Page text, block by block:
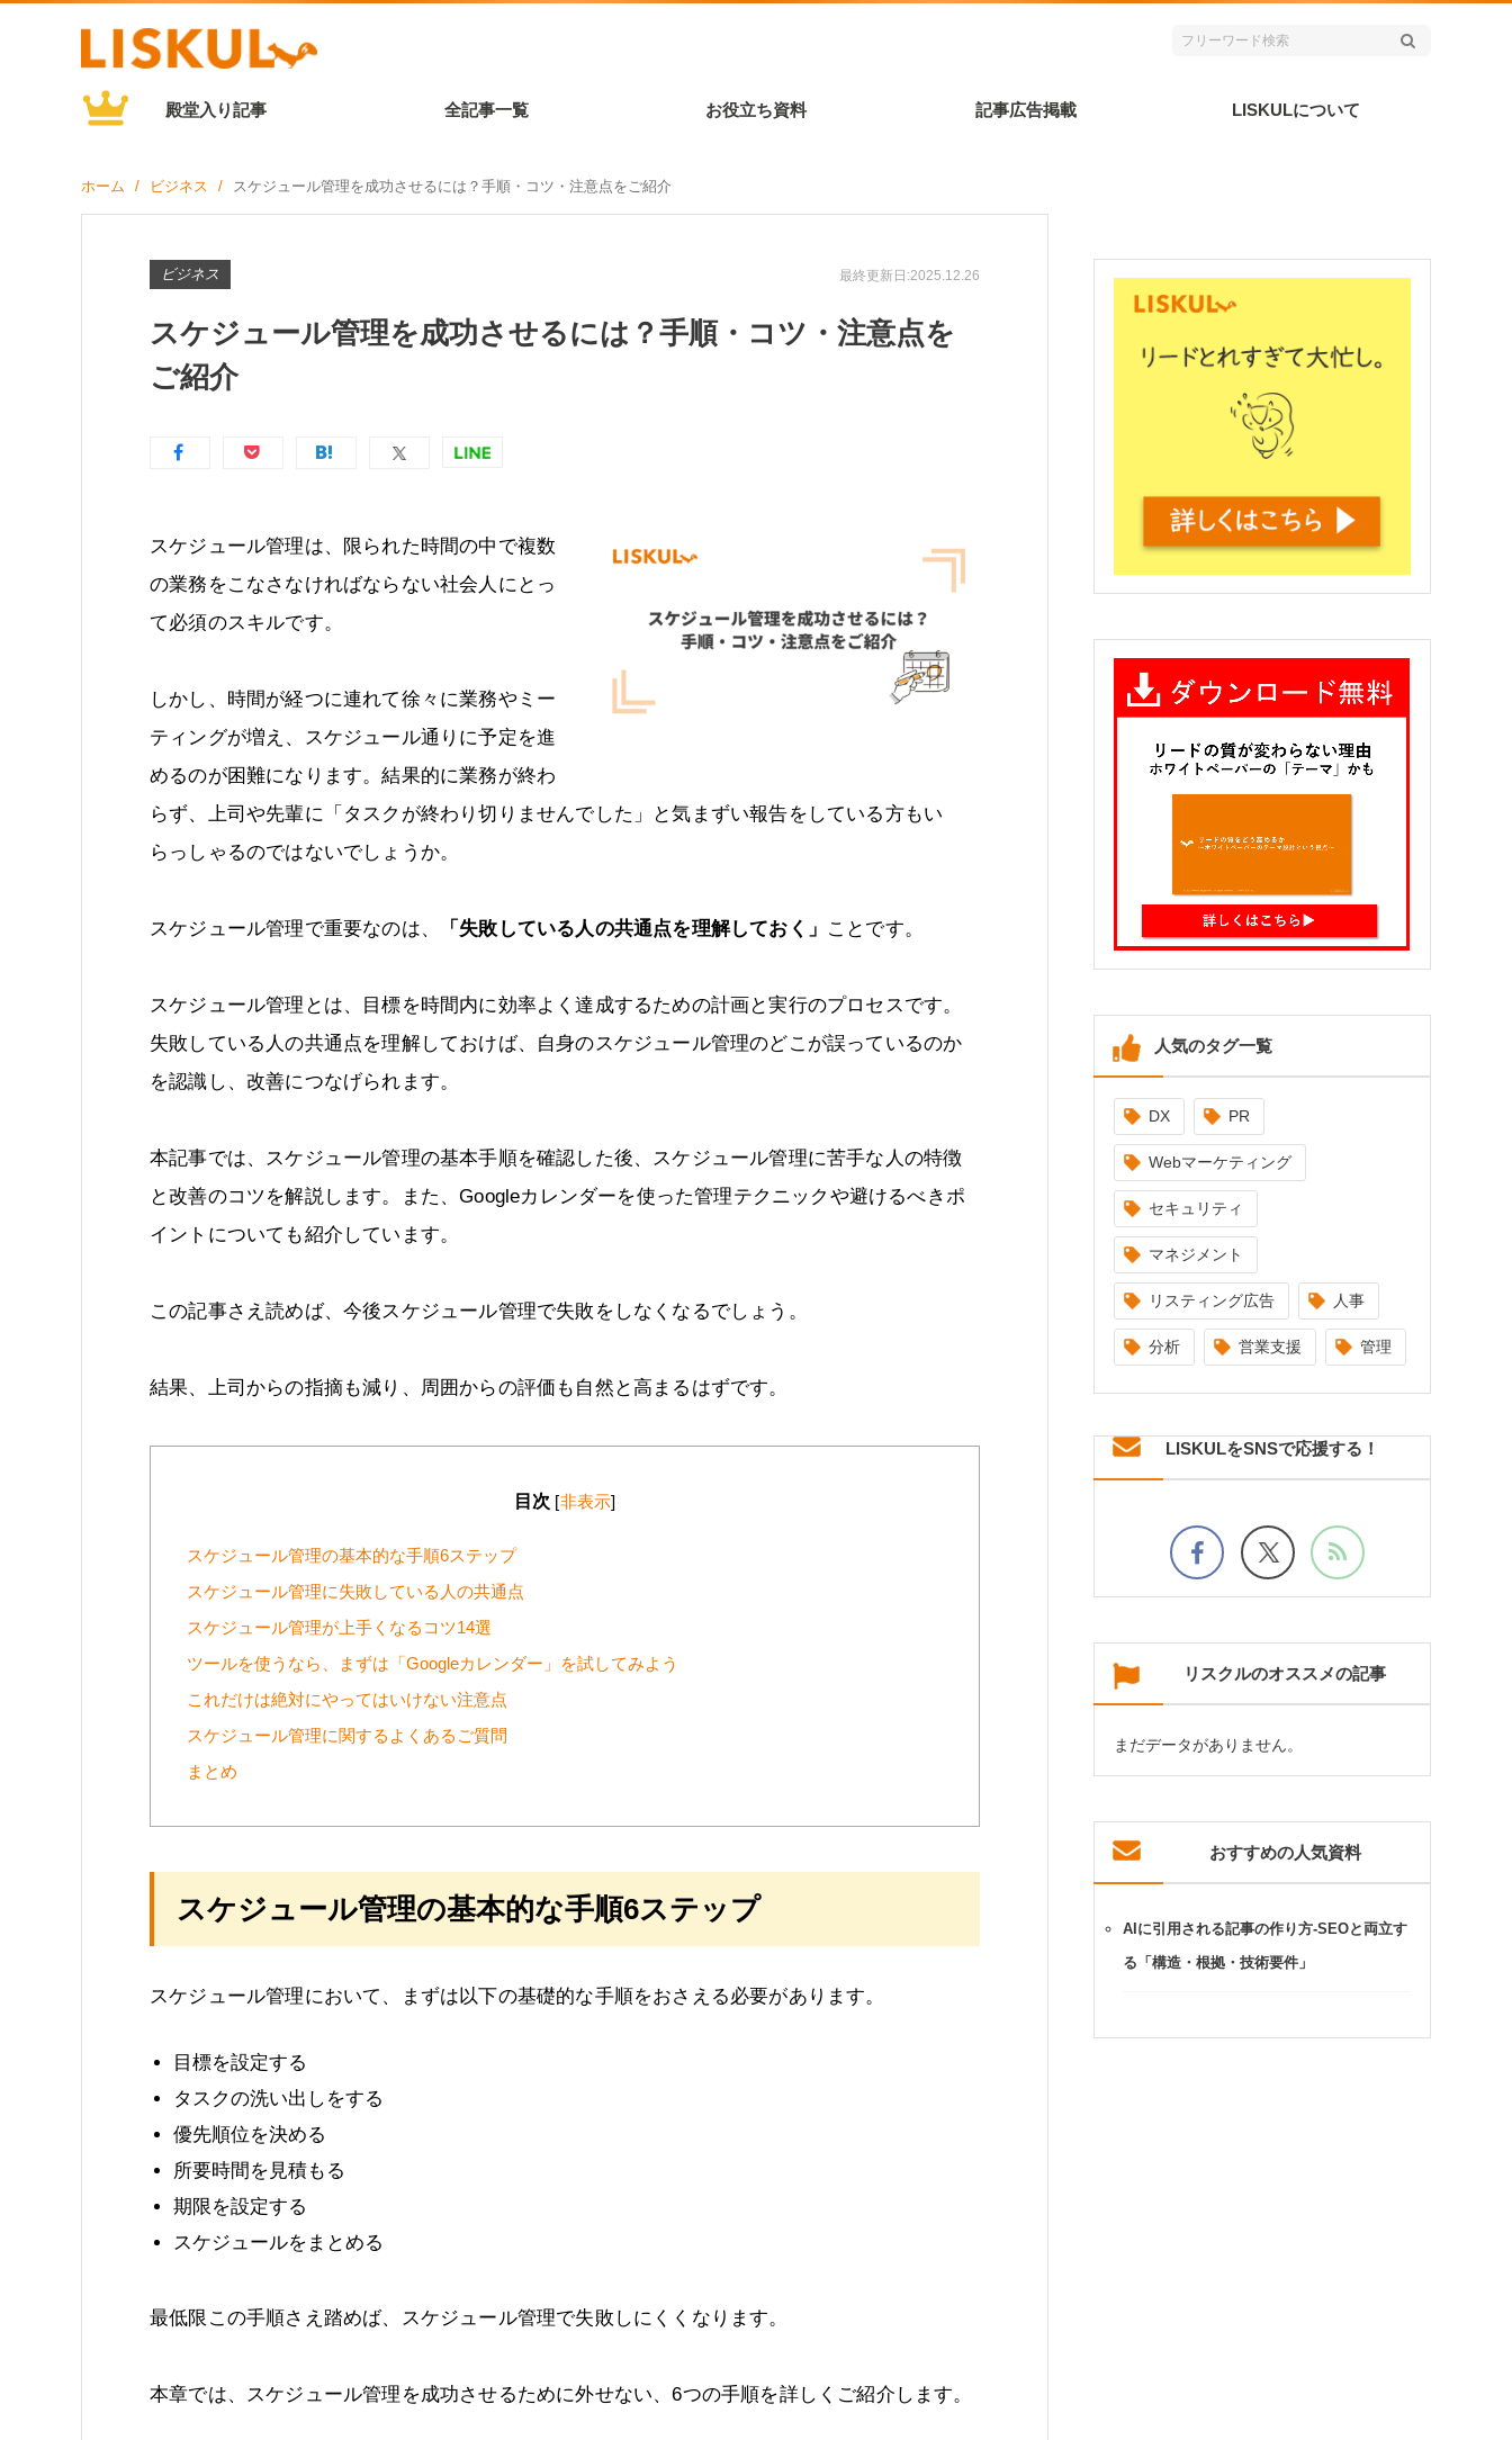
殿堂入り記事 全記事一覧 お役立ち資料 記事広告掲載 LISKULについて
ホーム ビジネス スケジュール管理を成功させるには？手順・コツ・注意点をご紹介
ビジネス 最終更新日:2025.12.26
スケジュール管理を成功させるには？手順・コツ・注意点を
ご紹介
スケジュール管理は、限られた時間の中で複数
の業務をこなさなければならない社会人にとっ
て必須のスキルです。
しかし、時間が経つに連れて徐々に業務やミー
ティングが増え、スケジュール通りに予定を進
めるのが困難になります。結果的に業務が終わ
らず、上司や先輩に「タスクが終わり切りませんでした」と気まずい報告をしている方もい
らっしゃるのではないでしょうか。
スケジュール管理で重要なのは、 「失敗している人の共通点を理解しておく」 ことです。
スケジュール管理とは、目標を時間内に効率よく達成するための計画と実行のプロセスです。
失敗している人の共通点を理解しておけば、自身のスケジュール管理のどこが誤っているのか
を認識し、改善につなげられます。
本記事では、スケジュール管理の基本手順を確認した後、スケジュール管理に苦手な人の特徴
と改善のコツを解説します。また、Googleカレンダーを使った管理テクニックや避けるべきポ
イントについても紹介しています。
この記事さえ読めば、今後スケジュール管理で失敗をしなくなるでしょう。
結果、上司からの指摘も減り、周囲からの評価も自然と高まるはずです。
目次 [非表示]
スケジュール管理の基本的な手順6ステップ
スケジュール管理に失敗している人の共通点
スケジュール管理が上手くなるコツ14選
ツールを使うなら、まずは「Googleカレンダー」を試してみよう
これだけは絶対にやってはいけない注意点
スケジュール管理に関するよくあるご質問
まとめ
スケジュール管理の基本的な手順6ステップ
スケジュール管理において、まずは以下の基礎的な手順をおさえる必要があります。
目標を設定する
タスクの洗い出しをする
優先順位を決める
所要時間を見積もる
期限を設定する
スケジュールをまとめる
最低限この手順さえ踏めば、スケジュール管理で失敗しにくくなります。
本章では、スケジュール管理を成功させるために外せない、6つの手順を詳しくご紹介します。
人気のタグ一覧
DX PR
Webマーケティング
セキュリティ
マネジメント
リスティング広告 人事
分析 営業支援 管理
LISKULをSNSで応援する！
リスクルのオススメの記事
まだデータがありません。
おすすめの人気資料
AIに引用される記事の作り方-SEOと両立す
る「構造・根拠・技術要件」